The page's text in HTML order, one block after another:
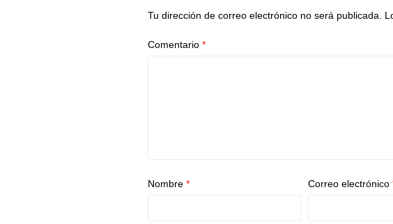
Tu dirección de correo electrónico no será publicada.
Comentario *
Nombre * Correo electrónico